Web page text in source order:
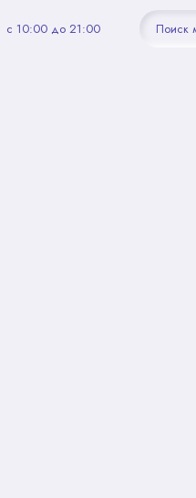
с 10:00 до 21:00